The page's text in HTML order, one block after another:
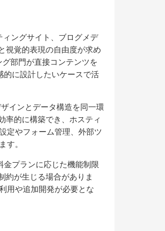
ングサイト、ブログメデ
視覚的表現の自由度が求め
部門が直接コンテンツを
的に設計したいケースで活
インとデータ構造を同一環
率的に構築でき、ホスティ
定やフォーム管理、外部ツ
す。
金プランに応じた機能制限
約が生じる場合がありま
用や追加開発が必要とな